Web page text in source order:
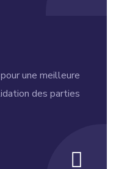
une meilleure
des parties